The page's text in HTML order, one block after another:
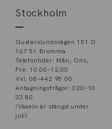
Stockholm
Gustavslundsvägen 151 D
167 51 Bromma
Telefontider: Mån, Ons,
Fre: 10.00-12.00
Vxl: 08–442 95 00
Antagningsfrågor: 020–10
33 80
(Växeln är stängd under
juli)